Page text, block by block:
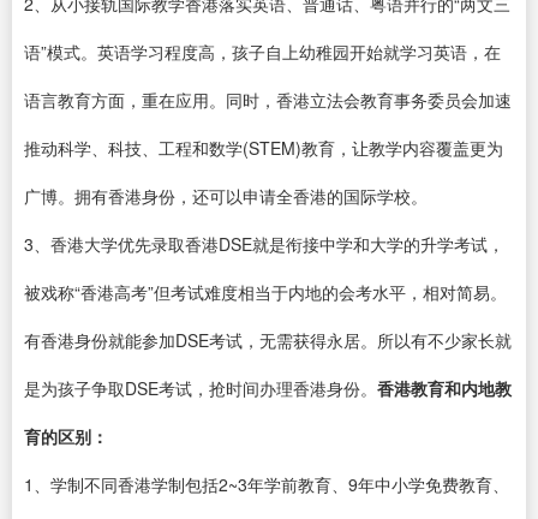
语”模式。英语学习程度高，孩子自上幼稚园开始就学习英语，在
语言教育方面，重在应用。同时，香港立法会教育事务委员会加速
推动科学、科技、工程和数学(STEM)教育，让教学内容覆盖更为
广博。拥有香港身份，还可以申请全香港的国际学校。
3、香港大学优先录取香港DSE就是衔接中学和大学的升学考试，
被戏称“香港高考”但考试难度相当于内地的会考水平，相对简易。
有香港身份就能参加DSE考试，无需获得永居。所以有不少家长就
是为孩子争取DSE考试，抢时间办理香港身份。 香港教育和内地教
育的区别：
1、学制不同香港学制包括2~3年学前教育、9年中小学免费教育、